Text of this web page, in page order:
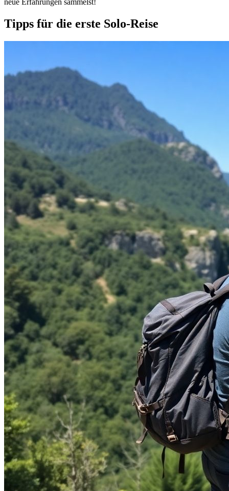
neue Erfahrungen sammelst!
Tipps für die erste Solo-Reise